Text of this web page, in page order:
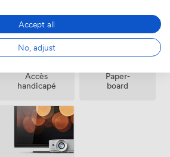
Accès
handicapé
Paper-
board
Accept all
No, adjust